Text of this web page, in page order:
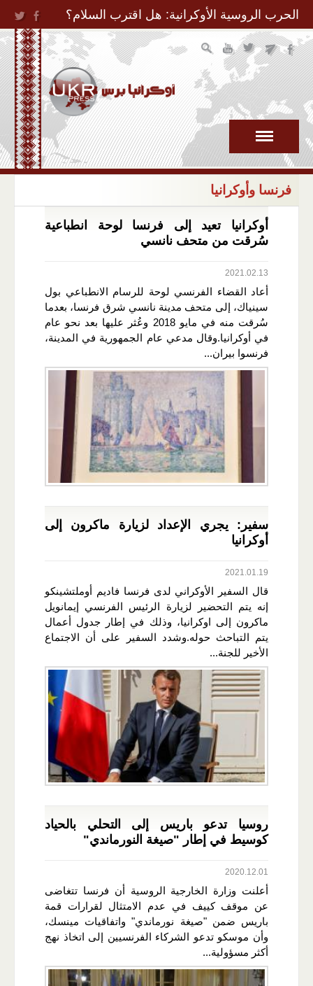
Jump to Navigation
الحرب الروسية الأوكرانية: هل اقترب السلام؟
فرنسا وأوكرانيا
أوكرانيا تعيد إلى فرنسا لوحة انطباعية
سُرقت من متحف نانسي
2021.02.13
أعاد القضاء الفرنسي لوحة للرسام الانطباعي بول
سينياك، إلى متحف مدينة نانسي شرق فرنسا، بعدما
سُرقت منه في مايو 2018 وعُثر عليها بعد نحو عام
في أوكرانيا.وقال مدعي عام الجمهورية في المدينة،
فرنسوا بيران...
سفير: يجري الإعداد لزيارة ماكرون إلى
أوكرانيا
2021.01.19
قال السفير الأوكراني لدى فرنسا فاديم أوملتشينكو
إنه يتم التحضير لزيارة الرئيس الفرنسي إيمانويل
ماكرون إلى اوكرانيا، وذلك في إطار جدول أعمال
يتم التباحث حوله.وشدد السفير على أن الاجتماع
الأخير للجنة...
روسيا تدعو باريس إلى التحلي بالحياد
كوسيط في إطار "صيغة النورماندي"
2020.12.01
أعلنت وزارة الخارجية الروسية أن فرنسا تتغاضى
عن موقف كييف في عدم الامتثال لقرارات قمة
باريس ضمن "صيغة نورماندي" واتفاقيات مينسك،
وأن موسكو تدعو الشركاء الفرنسيين إلى اتخاذ نهج
أكثر مسؤولية...